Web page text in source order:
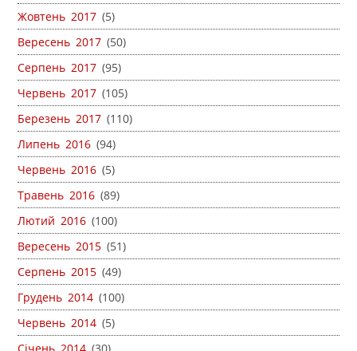
Жовтень 2017 (5)
Вересень 2017 (50)
Серпень 2017 (95)
Червень 2017 (105)
Березень 2017 (110)
Липень 2016 (94)
Червень 2016 (5)
Травень 2016 (89)
Лютий 2016 (100)
Вересень 2015 (51)
Серпень 2015 (49)
Грудень 2014 (100)
Червень 2014 (5)